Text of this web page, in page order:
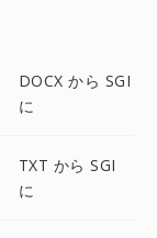
DOCX から SGI
に
TXT から SGI
に